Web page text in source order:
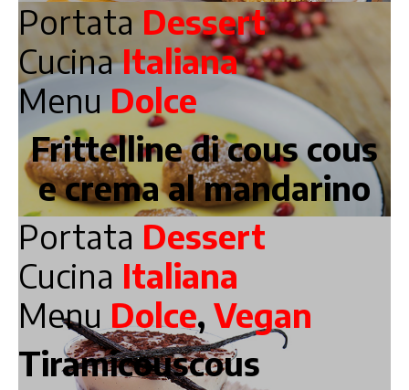
Portata Dessert
CucinaItaliana
MenuDolce
Frittelline di cous cous
e crema al mandarino
Portata Dessert
Cucina Italiana
Menu Dolce, Vegan
Tiramicouscous